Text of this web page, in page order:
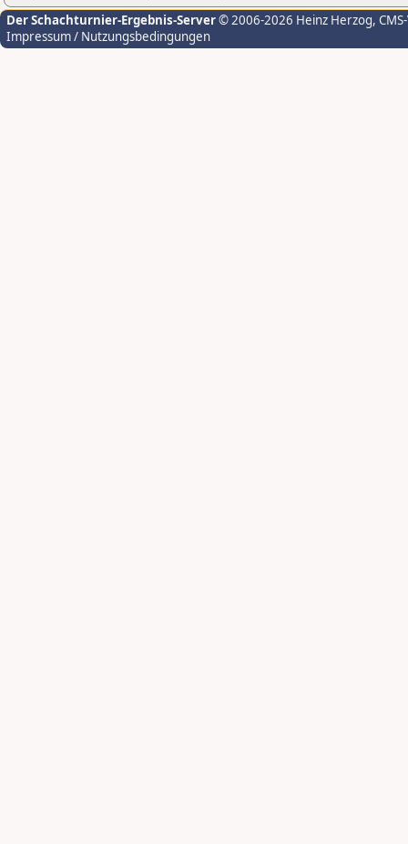
Der Schachturnier-Ergebnis-Server© 2006-2026 Heinz Herzog,
Impressum / Nutzungsbedingungen